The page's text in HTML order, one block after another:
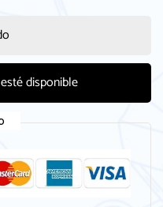
disponible